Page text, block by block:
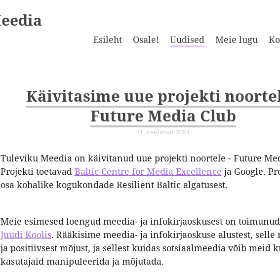
Esileht Osale! Uudised Meie lugu
Käivitasime uue projekti
Future Media Club
21. veebruar 2024
Tuleviku Meedia on käivitanud uue projekti noortele - Future
Projekti toetavad Baltic Centre for Media Excellence ja Google.
osa kohalike kogukondade Resilient Baltic algatusest.
Meie esimesed loengud meedia- ja infokirjaoskusest on toimunud
Juudi Koolis. Rääkisime meedia- ja infokirjaoskuse alustest, selle
ja positiivsest mõjust, ja sellest kuidas sotsiaalmeedia võib meid
kasutajaid manipuleerida ja mõjutada.